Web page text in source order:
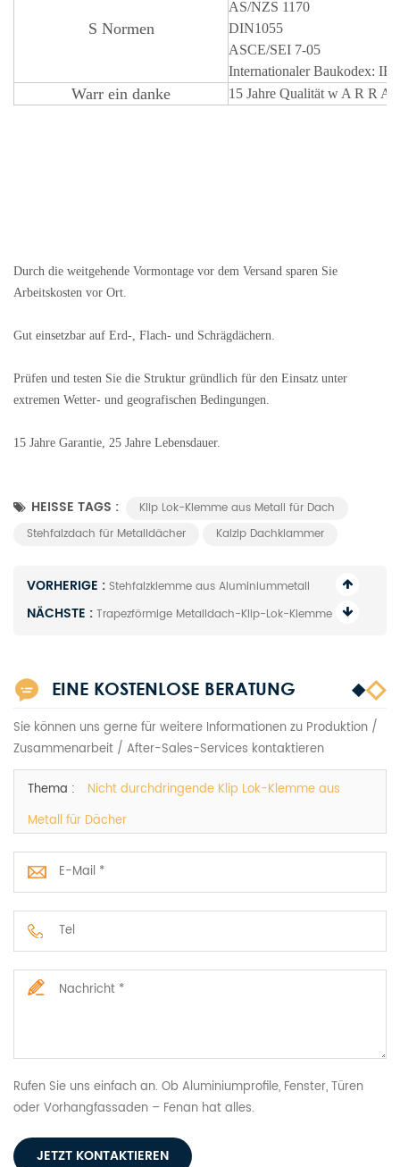
S Normen
AS/NZS 1170
DIN1055
ASCE/SEI 7-05
Internationaler Baukodex:
Warr ein danke 15 Jahre Qualität w A R R A
Durch die weitgehende Vormontage vor dem Versand sparen Sie
Arbeitskosten vor Ort.
Gut einsetzbar auf Erd-, Flach- und Schrägdächern.
Prüfen und testen Sie die Struktur gründlich für den Einsatz unter
extremen Wetter- und geografischen Bedingungen.
15 Jahre Garantie, 25 Jahre Lebensdauer.
HEISSE TAGS :
Klip Lok-Klemme aus Metall für Dach
Stehfalzdach für Metalldächer
Kalzip Dachklammer
VORHERIGE : Stehfalzklemme aus Aluminiummetall
NÄCHSTE : Trapezförmige Metalldach-Klip-Lok-Klemme
EINE KOSTENLOSE BERATUNG
Sie können uns gerne für weitere Informationen zu Produktion /
Zusammenarbeit / After-Sales-Services kontaktieren
Thema :
Nicht durchdringende Klip Lok-Klemme aus
Metall für Dächer
Rufen Sie uns einfach an. Ob Aluminiumprofile, Fenster, Türen
oder Vorhangfassaden – Fenan hat alles.
JETZT KONTAKTIEREN